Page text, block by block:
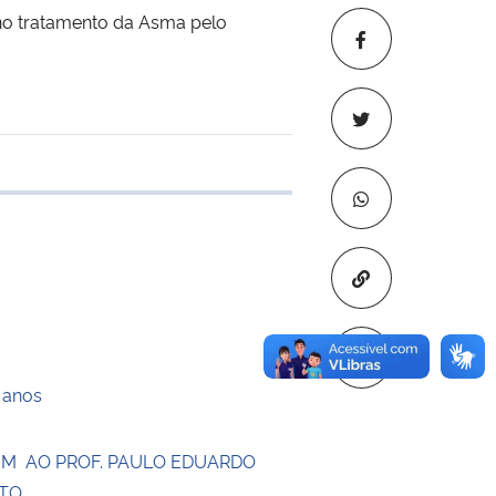
Copiar para
tratamento da Asma pelo
AO PROF. PAULO EDUARDO